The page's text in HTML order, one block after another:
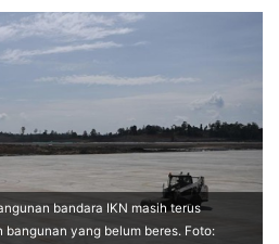
bandara IKN masih terus
bangunan yang belum beres. Foto: